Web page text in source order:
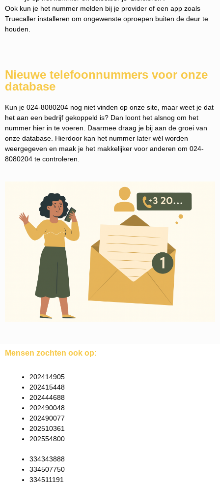
Ook kun je het nummer melden bij je provider of een app zoals
Truecaller installeren om ongewenste oproepen buiten de deur te
houden.
Nieuwe telefoonnummers voor onze
database
Kun je 024-8080204 nog niet vinden op onze site, maar weet je dat
het aan een bedrijf gekoppeld is? Dan loont het alsnog om het
nummer hier in te voeren. Daarmee draag je bij aan de groei van
onze database. Hierdoor kan het nummer later wél worden
weergegeven en maak je het makkelijker voor anderen om 024-
8080204 te controleren.
Mensen zochten ook op:
202414905
202415448
202444688
202490048
202490077
202510361
202554800
334343888
334507750
334511191